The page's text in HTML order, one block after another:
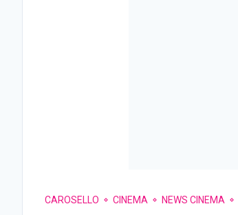
CAROSELLO CINEMA NEWS CINEMA